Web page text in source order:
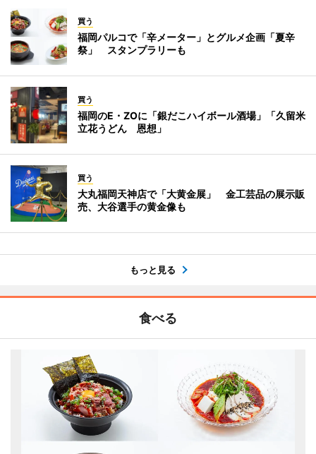
買う
福岡パルコで「辛メーター」とグルメ企画「夏辛
祭」 スタンプラリーも
買う
福岡のE・ZOに「銀だこハイボール酒場」「久留米
立花うどん 恩想」
買う
大丸福岡天神店で「大黄金展」 金工芸品の展示販
売、大谷選手の黄金像も
もっと見る
食べる